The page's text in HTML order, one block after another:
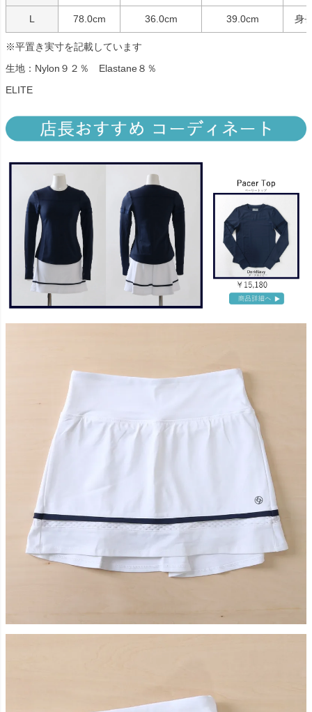
L 78.0cm 36.0cm 39.0cm 身
※平置き実寸を記載しています
生地：Nylon９２％ Elastane８％
ELITE